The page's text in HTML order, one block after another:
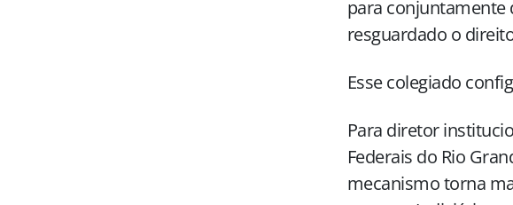
para conjuntamente
resguardado o
Esse colegiado
Para diretor
Federais do Rio
mecanismo torna